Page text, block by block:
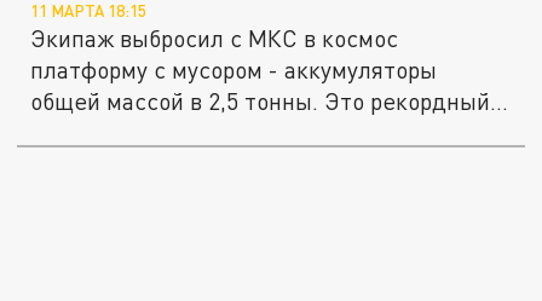
11 МАРТА 18:15
Экипаж выбросил с МКС в космос
платформу с мусором - аккумуляторы
общей массой в 2,5 тонны. Это рекордный...